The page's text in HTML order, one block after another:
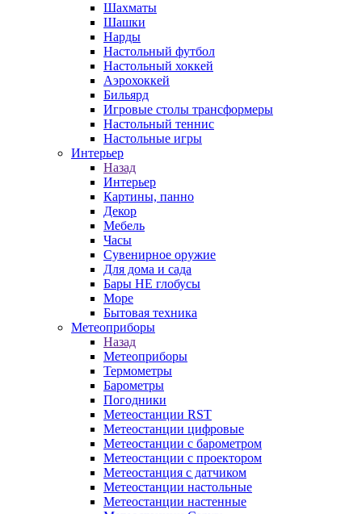
Шахматы
Шашки
Нарды
Настольный футбол
Настольный хоккей
Аэрохоккей
Бильярд
Игровые столы трансформеры
Настольный теннис
Настольные игры
Интерьер
Назад
Интерьер
Картины, панно
Декор
Мебель
Часы
Сувенирное оружие
Для дома и сада
Бары НЕ глобусы
Море
Бытовая техника
Метеоприборы
Назад
Метеоприборы
Термометры
Барометры
Погодники
Метеостанции RST
Метеостанции цифровые
Метеостанции с барометром
Метеостанции с проектором
Метеостанция с датчиком
Метеостанции настольные
Метеостанции настенные